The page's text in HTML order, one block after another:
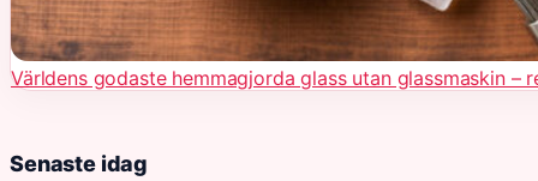
Världens godaste hemmagjorda glass utan glassmaskin –
Senaste idag